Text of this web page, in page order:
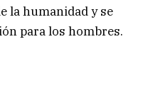
la humanidad y se
para los hombres.